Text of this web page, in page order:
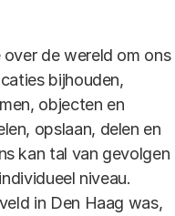
de wereld om ons
bijhouden,
objecten en
opslaan, delen en
kan tal van gevolgen
niveau.
in Den Haag was,